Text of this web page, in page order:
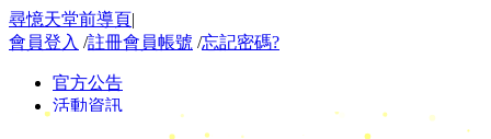
尋憶天堂前導頁|
會員登入 /註冊會員帳號 /忘記密碼?